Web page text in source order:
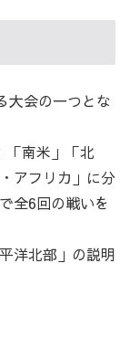
大会の一つとな
「南米」「北
アフリカ」に分
全6回の戦いを
洋北部」の説明